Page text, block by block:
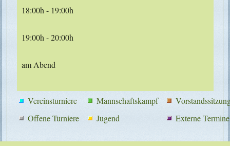
18:00h - 19:00h
19:00h - 20:00h
am Abend
Vereinsturniere Mannschaftskampf
Offene Turniere
Jugend Externe Termine